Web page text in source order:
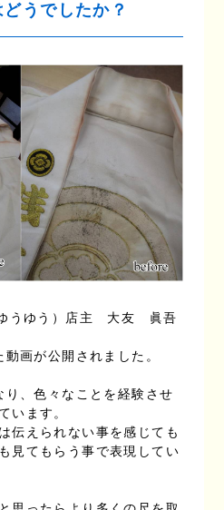
うでしたか？
うゆう）店主 大友 眞吾
画が公開されました。
、色々なことを経験させ
います。
伝えられない事を感じても
見てもらう事で表現してい